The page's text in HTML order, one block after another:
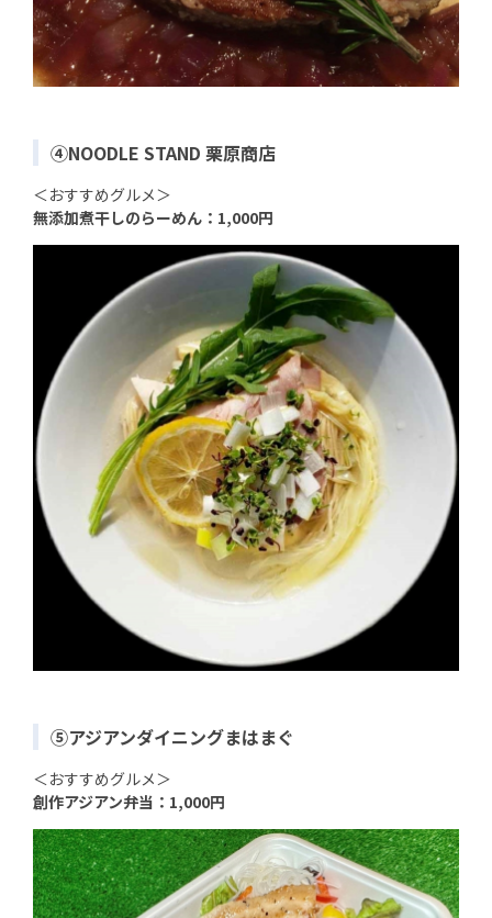
④NOODLE STAND 栗原商店
＜おすすめグルメ＞
無添加煮干しのらーめん：1,000円
⑤アジアンダイニングまはまぐ
＜おすすめグルメ＞
創作アジアン弁当：1,000円